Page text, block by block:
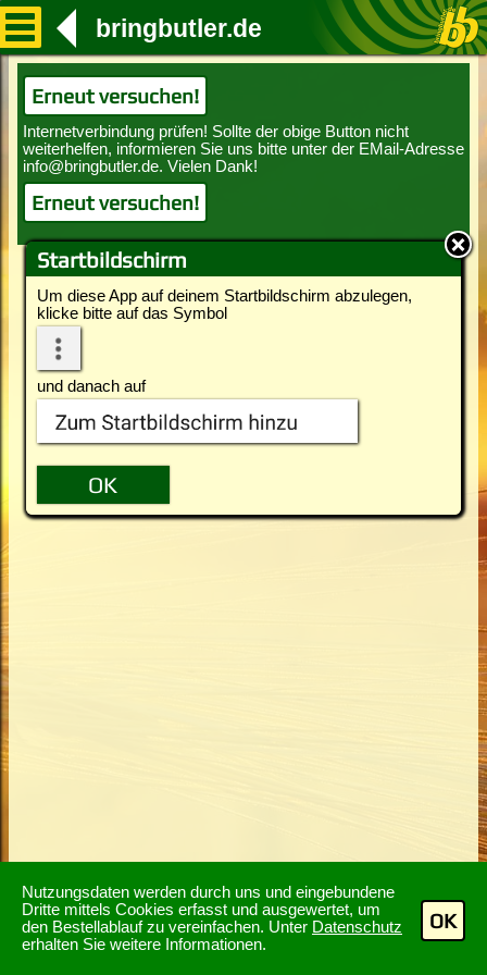
Nutzungsdaten werden durch uns und eingebundene
Dritte mittels Cookies erfasst und ausgewertet, um
den Bestellablauf zu vereinfachen. Unter Datenschutz
erhalten Sie weitere Informationen.
OK
Startbildschirm
Um diese App auf deinem Startbildschirm abzulegen,
klicke bitte auf das Symbol
und danach auf
bringbutler.de
Erneut versuchen!
Erneut versuchen!